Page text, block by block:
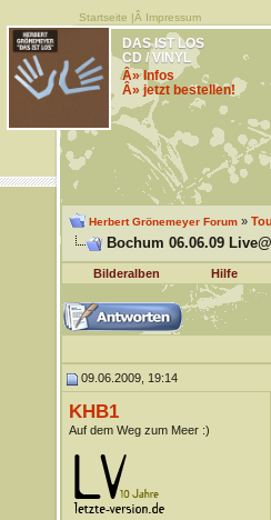
Startseite |Â Impressum
DAS IST LOS
CD / VINYL
Â» Infos
Â» jetzt bestellen!
Herbert Grönemeyer Forum»
Bochum 06.06.09
Bilderalben Hilfe
09.06.2009, 19:14
KHB1
Auf dem Weg zum Meer :)